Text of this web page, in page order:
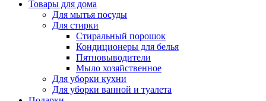
Товары для дома
Для мытья посуды
Для стирки
Стиральный порошок
Кондиционеры для белья
Пятновыводители
Мыло хозяйственное
Для уборки кухни
Для уборки ванной и туалета